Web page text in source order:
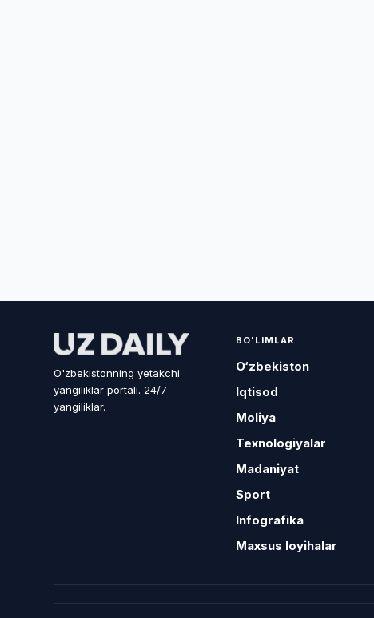
O'zbekistonning yetakchi
yangiliklar portali. 24/7
yangiliklar.
BO'LIMLAR
O‘zbekiston
Iqtisod
Moliya
Texnologiyalar
Madaniyat
Sport
Infografika
Maxsus loyihalar